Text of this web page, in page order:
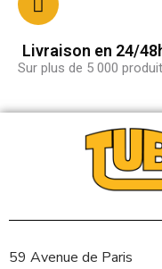
Livraison en 24/
Sur plus de 5 000
59 Avenue de Paris